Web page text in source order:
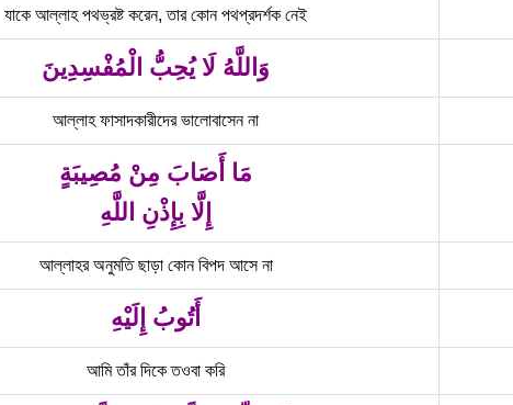
যাকে আল্লাহ পথভ্রষ্ট করেন, তার কোন পথপ্রদর্শক নেই
وَاللَّهُ لَا يُحِبُّ الْمُفْسِدِينَ
আল্লাহ ফাসাদকারীদের ভালোবাসেন না
مَا أَصَابَ مِنْ مُصِيبَةٍ
إِلَّا بِإِذْنِ اللَّهِ
আল্লাহর অনুমতি ছাড়া কোন বিপদ আসে না
أَتُوبُ إِلَيْهِ
আমি তাঁর দিকে তওবা করি